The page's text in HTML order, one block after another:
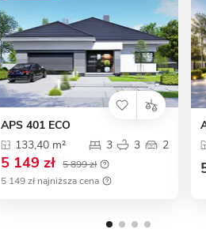
APS 401 ECO
133,40 m²
3 3 2
5 149 zł 5 899 zł
5 149 zł najniższa cena